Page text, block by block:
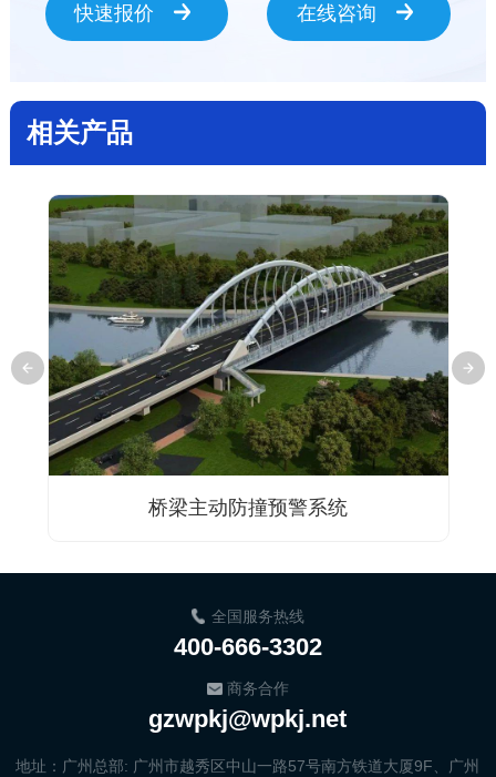
快速报价 在线咨询
相关产品
桥梁主动防撞预警系统
全国服务热线
400-666-3302
商务合作
gzwpkj@wpkj.net
地址：广州总部: 广州市越秀区中山一路57号南方铁道大厦9F、广州